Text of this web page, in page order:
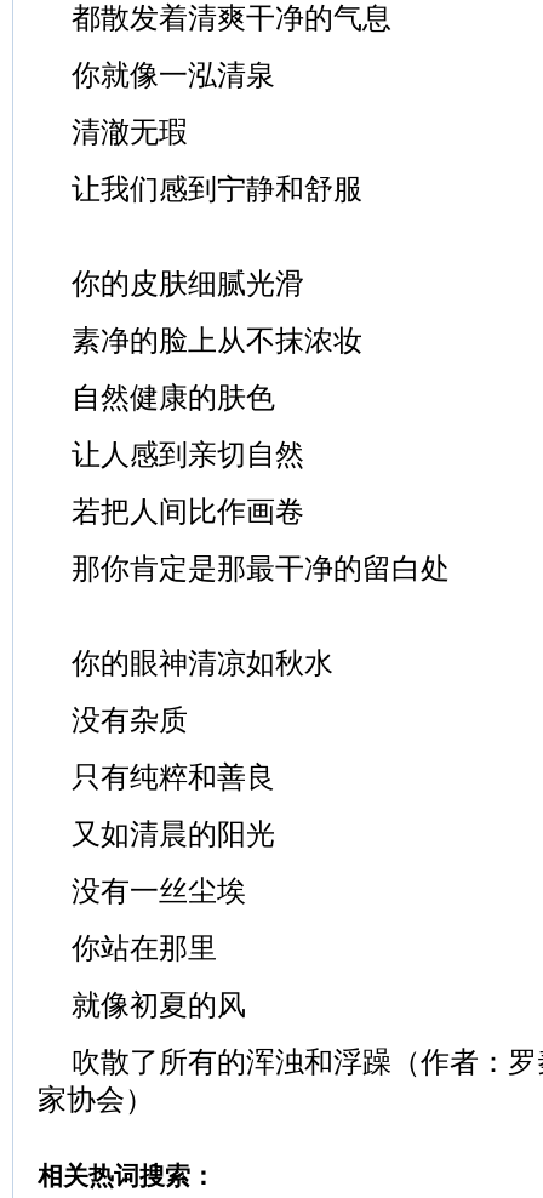
都散发着清爽干净的气息
你就像一泓清泉
清澈无瑕
让我们感到宁静和舒服
你的皮肤细腻光滑
素净的脸上从不抹浓妆
自然健康的肤色
让人感到亲切自然
若把人间比作画卷
那你肯定是那最干净的留白处
你的眼神清凉如秋水
没有杂质
只有纯粹和善良
又如清晨的阳光
没有一丝尘埃
你站在那里
就像初夏的风
吹散了所有的浑浊和浮躁（作者：
家协会）
相关热词搜索：